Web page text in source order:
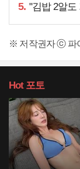
5. "김밥 2알도
※ 저작권자 ⓒ 파
Hot포토